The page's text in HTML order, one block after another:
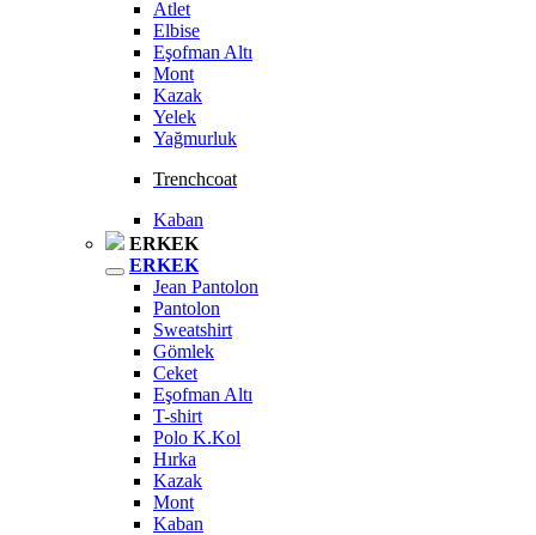
Atlet
Elbise
Eşofman Altı
Mont
Kazak
Yelek
Yağmurluk
Trenchcoat
Kaban
ERKEK
ERKEK
Jean Pantolon
Pantolon
Sweatshirt
Gömlek
Ceket
Eşofman Altı
T-shirt
Polo K.Kol
Hırka
Kazak
Mont
Kaban